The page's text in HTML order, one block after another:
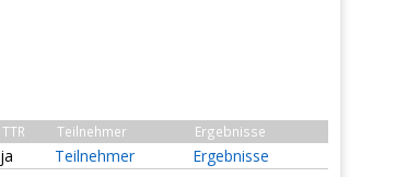
TTR Teilnehmer Ergebnisse
ja Teilnehmer Ergebnisse